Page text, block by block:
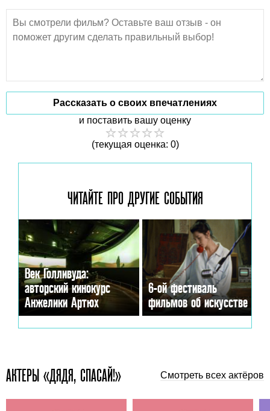
Рассказать о своих впечатлениях
и поставить вашу оценку
(текущая оценка: 0)
ЧИТАЙТЕ ПРО ДРУГИЕ СОБЫТИЯ
Век Голливуда:
авторский кинокурс
Анжелики Артюх
6-ой фестиваль
фильмов об искусстве
АКТЕРЫ «ДЯДЯ, СПАСАЙ!» Смотреть всех актёров